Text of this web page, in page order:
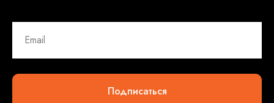
Подписаться